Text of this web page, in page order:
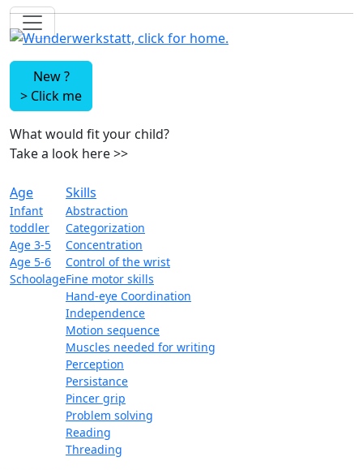
New ?
> Click me
What would fit your child?
Take a look here>>
Age
Infant
toddler
Age 3-5
Age 5-6
Schoolage
Skills
Abstraction
Categorization
Concentration
Control of the wrist
Fine motor skills
Hand-eye Coordination
Independence
Motion sequence
Muscles needed for writing
Perception
Persistance
Pincer grip
Problem solving
Reading
Threading